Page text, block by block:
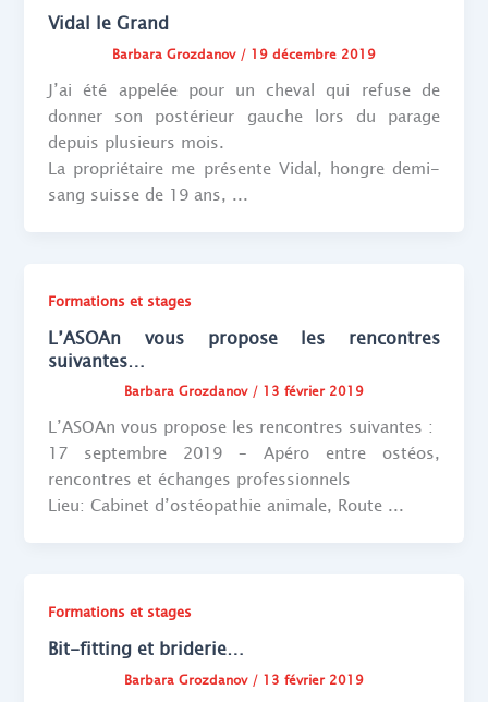
Vidal le Grand
Barbara Grozdanov/ 19 décembre 2019
J’ai été appelée pour un cheval qui refuse de
donner son postérieur gauche lors du parage
depuis plusieurs mois.
La propriétaire me présente Vidal, hongre demi-
sang suisse de 19 ans, ...
Formations et stages
L’ASOAn vous propose les rencontres
suivantes…
Barbara Grozdanov/ 13 février 2019
L’ASOAn vous propose les rencontres suivantes :
17 septembre 2019 – Apéro entre ostéos,
rencontres et échanges professionnels
Lieu: Cabinet d’ostéopathie animale, Route ...
Formations et stages
Bit-fitting et briderie…
Barbara Grozdanov/ 13 février 2019